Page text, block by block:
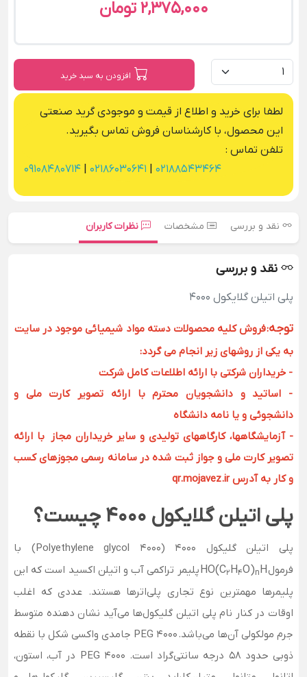
2,375,000 تومان
افزودن به سبد خرید
لطفا برای خرید و اطلاع از قیمت و موجودی گرید صنعتی
این محصول، با کارشناسان فروش تماس بگیرید.
تلفن تماس :
02188543464
02186030641
09108480714
نقد و بررسی مشخصات نظرات کاربران
نقد و بررسی
پلی اتیلن گلایکول 4000
توجه:فروش کلیه محصولات دسته مواد شیمیائی موجود در سایت
به یکی از روشهای زیر انجام می گردد:
- خریداران شرکتی با ارائه اطلاعات کامل شرکت
- اساتید و دانشجویان محترم با ارائه تصویر کارت ملی و
دانشجوئی و یا نامه دانشگاه
- آزمایشگاهها، کارگاههای تولیدی و سایر خریداران مجاز با ارائه
تصویر کارت ملی و جواز ثبت شده در سامانه رسمی مجوزهای کسب
و کار به آدرس qr.mojavez.ir
پلی اتیلن گلایکول 4000 چیست؟
پلی اتیلن گلیکول 4000
(
Polyethylene glycol 4000) با
فرمول
2H4O)nH
پلیمر تراکمی آب و اتیلن اکسید است که این
پلیمرها مهمترین نوع تجاری پلی‌اترها هستند. عددی که اغلب
اوقات در کنار نام پلی اتیلن گلیکول‌ها می‌آید نشان دهنده متوسط
جرم مولکولی آن‌ها می‌باشد. PEG 4000 جامدی واکسی شکل با نقطه
ذوبی حدود 58 درجه سانتی‌گراد است. PEG 4000 در آب، استون،